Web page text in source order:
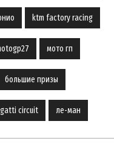
ktm factory racing
мото гп
большие призы
circuit ле-ман